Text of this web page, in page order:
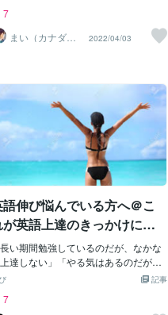
力を高めましょう！英語日記の効果
2：英文法の理解力UP2つ目の効果
、英文法の理解力UPです。自分で文章
識しながら書くだけで、英語的な文
の構成に近づけます。実は、日本語は
を抜いても相手に伝わることが多い
が、英語は主語を抜くと意味が伝わ
ません。英語で主語を抜くと、「誰
」「何が？」となるので、主語は大
基本のポイント！また、難しいとさ
ている英語の自制（現在形・過去形・
形・現在完了形など）の使い分けも
日記を書くけ
くれる（←これが普通だと思うので
）「親切」「やさしい」という英単
は、Kindと覚えている人は多いと思い
もあります。「親切」「やさしい」
いう中でも、「気前がいい」「けちけ
ない」という場合に使えるのが、「g
」です。何かをプレゼントして
らったり、おごってもらったりする
その人のことを指してHe is so gener
（彼らは気前がいい）といったりし
す。三人称だけでなく、相手に面と向
ていうこともできます。もちろん、Y
are very kind.（とてもやさしいです
といってもいいのですが、「やさし
」の中でも「気前がいい」という意味
調するならYou are very generous.と
てみましょう。そして、何かをもら
とに「Thank you」を付け加えるの
7
まい（カナダ在
住）
2022/04/03
伸び悩んでいる方へ＠こ
英語上達のきっかけにな
ば嬉しいです
長い期間勉強しているのだが、なかな
達しない」「やる気はあるのだが、
から手を付けていいかやり方がわか
きました。海外に半年、１年住め
記事
7